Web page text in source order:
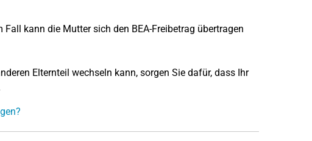
kann die Mutter sich den BEA-Freibetrag übertragen
Elternteil wechseln kann, sorgen Sie dafür, dass Ihr